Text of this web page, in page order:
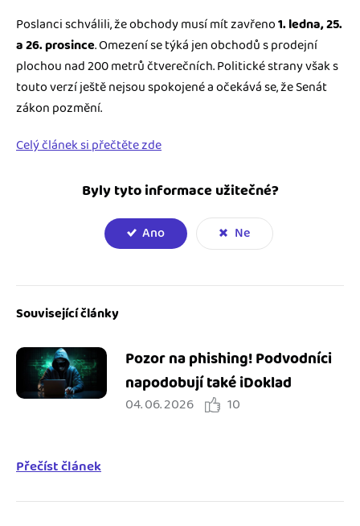
Poslanci schválili, že obchody musí mít zavřeno1. ledna, 25.
a 26. prosince. Omezení se týká jen obchodů s prodejní
plochou nad 200 metrů čtverečních. Politické strany však s
touto verzí ještě nejsou spokojené a očekává se, že Senát
zákon pozmění.
Celý článek si přečtěte zde
Byly tyto informace užitečné?
Ano Ne
Související články
Pozor na phishing! Podvodníci
napodobují také iDoklad
04. 06. 2026 10
Přečíst článek